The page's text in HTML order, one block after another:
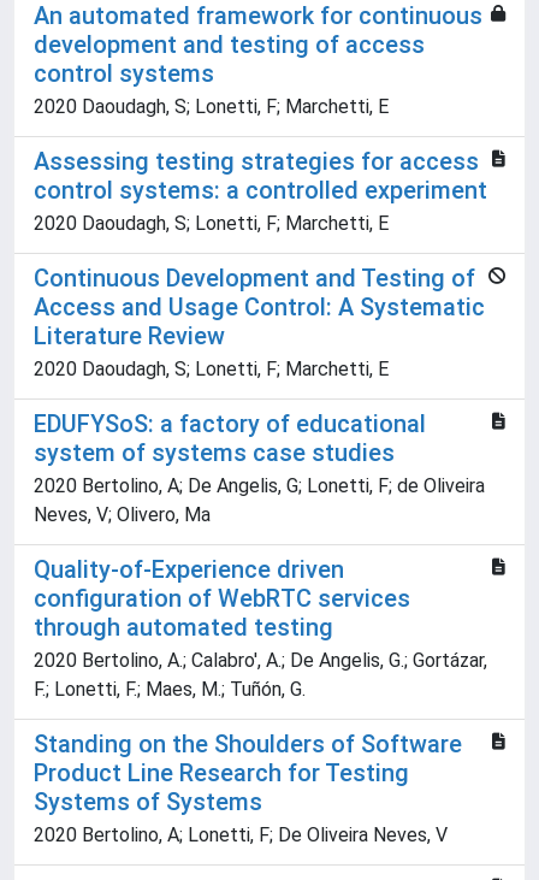
An automated framework for continuous
development and testing of access
control systems
2020 Daoudagh, S; Lonetti, F; Marchetti, E
Assessing testing strategies for access
control systems: a controlled experiment
2020 Daoudagh, S; Lonetti, F; Marchetti, E
Continuous Development and Testing of
Access and Usage Control: A Systematic
Literature Review
2020 Daoudagh, S; Lonetti, F; Marchetti, E
EDUFYSoS: a factory of educational
system of systems case studies
2020 Bertolino, A; De Angelis, G; Lonetti, F; de Oliveira
Neves, V; Olivero, Ma
Quality-of-Experience driven
configuration of WebRTC services
through automated testing
2020 Bertolino, A.; Calabro', A.; De Angelis, G.; Gortázar,
F.; Lonetti, F.; Maes, M.; Tuñón, G.
Standing on the Shoulders of Software
Product Line Research for Testing
Systems of Systems
2020 Bertolino, A; Lonetti, F; De Oliveira Neves, V